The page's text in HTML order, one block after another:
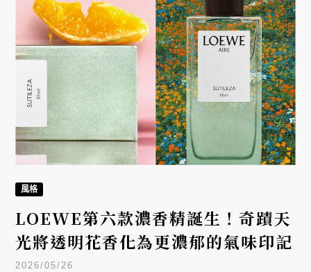
風格
LOEWE第六款濃香精誕生！奇蹟天
光將透明花香化為更濃郁的氣味印記
2026/05/26